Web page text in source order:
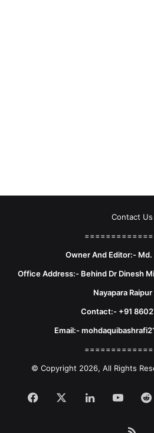
Contact Us
Owner And Editor:- Md.
Office Address:- Behind Dr Dinesh
Nayapara Raipur
Contact:- +91
Email:-
© Copyright 2026, All Rights
Facebook LinkedIn